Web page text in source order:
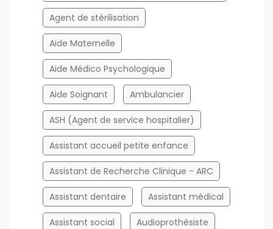
Agent de stérilisation
Aide Maternelle
Aide Médico Psychologique
Aide Soignant Ambulancier
ASH (Agent de service hospitalier)
Assistant accueil petite enfance
Assistant de Recherche Clinique - ARC
Assistant dentaire Assistant médical
Assistant social Audioprothésiste